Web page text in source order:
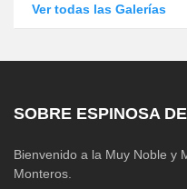
Ver todas las Galerías
SOBRE ESPINOSA
Bienvenido a la Muy Noble y
Monteros.